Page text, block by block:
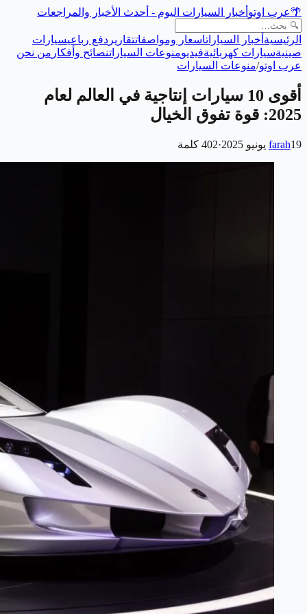
🌴عرب اوتو أخبار السيارات اليوم - أحدث الأخبار والمراجعات
الرئيسية أخبار السياراتاسعار ومواصفاتتقارير دفع رباعيسيارات
صينيةسيارات كهربائيةفيديومنوعات السياراتنصائح وأفكار من نحن
عرب اوتو/منوعات السيارات
أقوى 10 سيارات إنتاجية في العالم لعام
2025: قوة تفوق الخيال
farah19 يونيو 2025 ·
402 كلمة